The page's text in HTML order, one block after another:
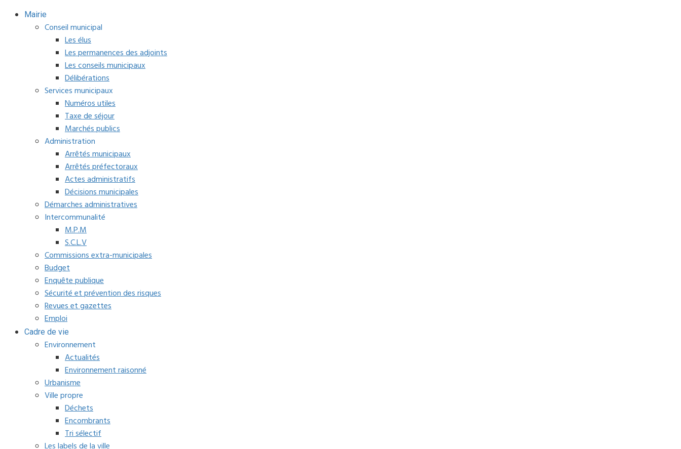
Mairie
Conseil municipal
Les élus
Les permanences des adjoints
Les conseils municipaux
Délibérations
Services municipaux
Numéros utiles
Taxe de séjour
Marchés publics
Administration
Arrêtés municipaux
Arrêtés préfectoraux
Actes administratifs
Décisions municipales
Démarches administratives
Intercommunalité
M.P.M
S.C.L.V
Commissions extra-municipales
Budget
Enquête publique
Sécurité et prévention des risques
Revues et gazettes
Emploi
Cadre de vie
Environnement
Actualités
Environnement raisonné
Urbanisme
Ville propre
Déchets
Encombrants
Tri sélectif